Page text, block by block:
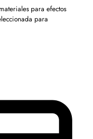
para efectos
para